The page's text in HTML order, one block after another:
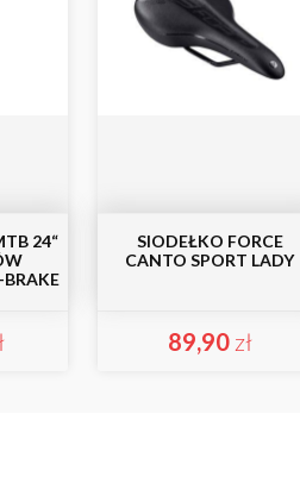
24“
SIODEŁKO FORCE
CANTO SPORT LADY
89,90 zł